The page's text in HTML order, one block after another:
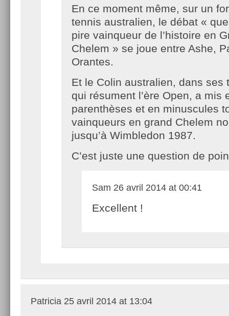
En ce moment même, sur un
tennis australien, le débat «
pire vainqueur de l’histoire en
Chelem » se joue entre Ashe,
Orantes.
Et le Colin australien, dans ses
qui résument l’ère Open, a mis
parenthèses et en minuscules
vainqueurs en grand Chelem
jusqu’à Wimbledon 1987.
C’est juste une question de
Sam 26 avril 2014 at 00:41
Excellent !
Patricia 25 avril 2014 at 13:04